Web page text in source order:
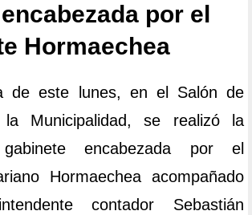
por el
Hormaechea
de este lunes, en el Salón de
Municipalidad, se realizó la
encabezada por el
Hormaechea acompañado
contador Sebastián